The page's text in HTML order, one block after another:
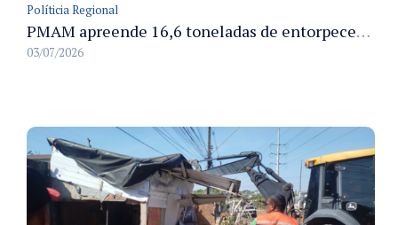
Políticia Regional
PMAM apreende 16,6 toneladas de entorpecentes e registra aumento nas prisões em flagrante e nas capturas de foragidos no primeiro semestre de 2026
03/07/2026